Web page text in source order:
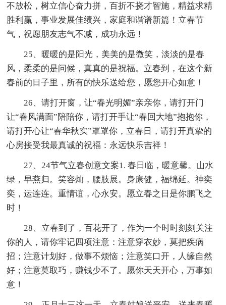
不放松，树立信心奋力拼，百折不挠才智施，精益求精
胜利赢，事业发展佳绩兴，家庭和谐谱新篇！立春节
气，祝愿朋友志气不减，成功永远！
25、暖暖的是阳光，美美的是微笑，淡淡的是春
风，柔柔的是问候，真真的是祝福。立春到，在这个新
春前的日子里，所有的快乐送给您，愿您开心如意！
26、请打开窗，让“春光明媚”亲亲你，请打开门
让“春风满面”陪陪你，请打开手让“春回大地”抱抱你，
请打开心让“春华秋实”罩罩你，立春日，请打开真挚的
心房接受我最真诚的祝福：永远快乐吉祥！
27、24节气立春创意文案1. 春日临，暖意馨。山水
绿，早燕归。笑容灿，腰肢展。身康健，福绵延。神奕
奕，运连连。重情谊，心永安。愿立春之日是你鹏飞之
时！
28、立春到了，百花开了，作为一个时时刻刻关注
你的人，请你牢记四项注意：注意穿衣妙，莫把疾病
招；注意计划好，做事不烦恼；注意笑口开，人缘自然
好；注意莫取巧，赚钱少不了。愿你天天开心，万事如
意！